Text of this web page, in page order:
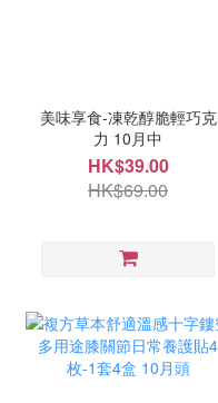
美味享食-凍乾醇脆輕巧克
力 10月中
HK$39.00
HK$69.00